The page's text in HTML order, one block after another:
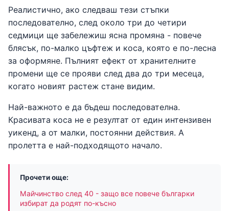
Реалистично, ако следваш тези стъпки
последователно, след около три до четири
седмици ще забележиш ясна промяна - повече
блясък, по-малко цъфтеж и коса, която е по-лесна
за оформяне. Пълният ефект от хранителните
промени ще се прояви след два до три месеца,
когато новият растеж стане видим.
Най-важното е да бъдеш последователна.
Красивата коса не е резултат от един интензивен
уикенд, а от малки, постоянни действия. А
пролетта е най-подходящото начало.
Прочети още:
Майчинство след 40 - защо все повече българки
избират да родят по-късно